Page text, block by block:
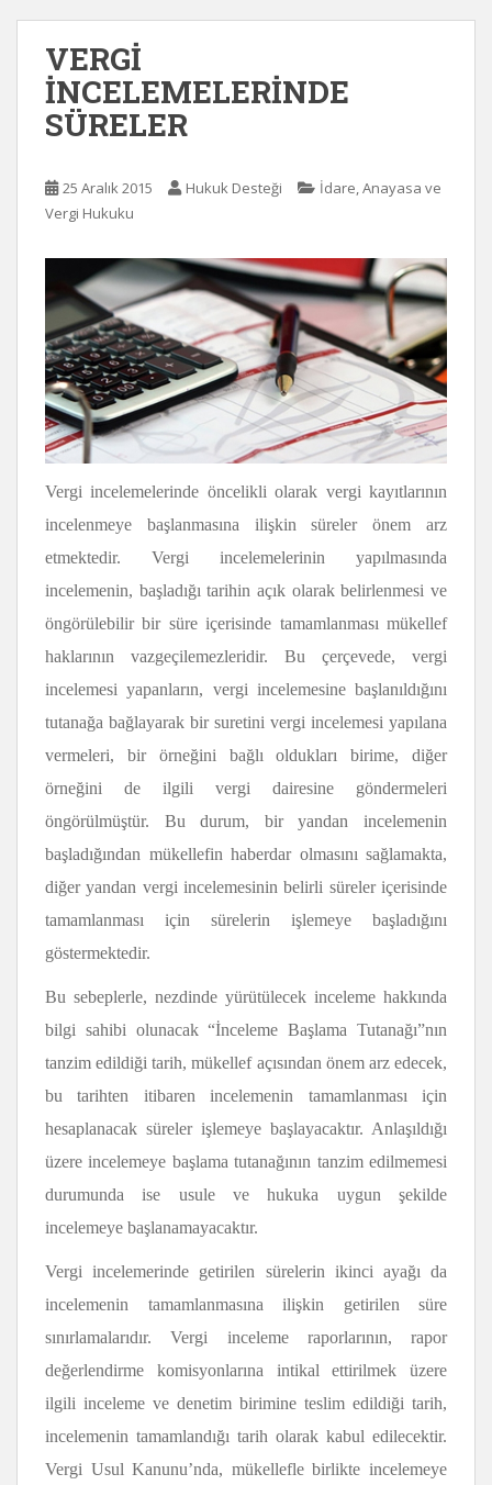
VERGİ
İNCELEMELERİNDE
SÜRELER
25 Aralık 2015 Hukuk Desteği
İdare, Anayasa ve
Vergi Hukuku
Vergi incelemelerinde öncelikli olarak vergi kayıtlarının
incelenmeye başlanmasına ilişkin süreler önem arz
etmektedir. Vergi incelemelerinin yapılmasında
incelemenin, başladığı tarihin açık olarak belirlenmesi ve
öngörülebilir bir süre içerisinde tamamlanması mükellef
haklarının vazgeçilemezleridir. Bu çerçevede, vergi
incelemesi yapanların, vergi incelemesine başlanıldığını
tutanağa bağlayarak bir suretini vergi incelemesi yapılana
vermeleri, bir örneğini bağlı oldukları birime, diğer
örneğini de ilgili vergi dairesine göndermeleri
öngörülmüştür. Bu durum, bir yandan incelemenin
başladığından mükellefin haberdar olmasını sağlamakta,
diğer yandan vergi incelemesinin belirli süreler içerisinde
tamamlanması için sürelerin işlemeye başladığını
göstermektedir.
Bu sebeplerle, nezdinde yürütülecek inceleme hakkında
bilgi sahibi olunacak “İnceleme Başlama Tutanağı”nın
tanzim edildiği tarih, mükellef açısından önem arz edecek,
bu tarihten itibaren incelemenin tamamlanması için
hesaplanacak süreler işlemeye başlayacaktır. Anlaşıldığı
üzere incelemeye başlama tutanağının tanzim edilmemesi
durumunda ise usule ve hukuka uygun şekilde
incelemeye başlanamayacaktır.
Vergi incelemerinde getirilen sürelerin ikinci ayağı da
incelemenin tamamlanmasına ilişkin getirilen süre
sınırlamalarıdır. Vergi inceleme raporlarının, rapor
değerlendirme komisyonlarına intikal ettirilmek üzere
ilgili inceleme ve denetim birimine teslim edildiği tarih,
incelemenin tamamlandığı tarih olarak kabul edilecektir.
Vergi Usul Kanunu’nda, mükellefle birlikte incelemeye